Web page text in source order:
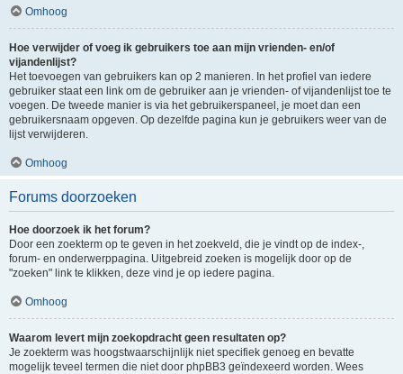
Omhoog
Hoe verwijder of voeg ik gebruikers toe aan mijn vrienden- en/of
vijandenlijst?
Het toevoegen van gebruikers kan op 2 manieren. In het profiel van iedere
gebruiker staat een link om de gebruiker aan je vrienden- of vijandenlijst toe te
voegen. De tweede manier is via het gebruikerspaneel, je moet dan een
gebruikersnaam opgeven. Op dezelfde pagina kun je gebruikers weer van de
lijst verwijderen.
Omhoog
Forums doorzoeken
Hoe doorzoek ik het forum?
Door een zoekterm op te geven in het zoekveld, die je vindt op de index-,
forum- en onderwerppagina. Uitgebreid zoeken is mogelijk door op de
"zoeken" link te klikken, deze vind je op iedere pagina.
Omhoog
Waarom levert mijn zoekopdracht geen resultaten op?
Je zoekterm was hoogstwaarschijnlijk niet specifiek genoeg en bevatte
mogelijk teveel termen die niet door phpBB3 geïndexeerd worden. Wees